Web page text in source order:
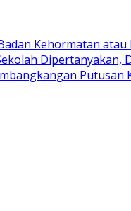
Kehormatan atau
Putusan